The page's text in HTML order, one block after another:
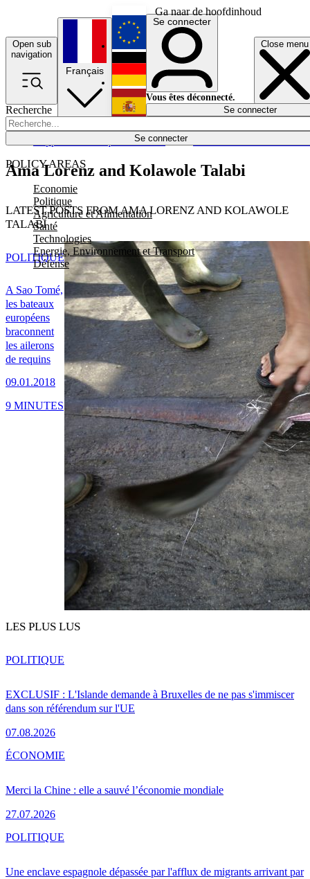
Ga naar de hoofdinhoud
Open sub
navigation
Close menu
Recherche
Se connecter
POLICY AREAS
Economie
Politique
Agriculture et Alimentation
Santé
Technologies
Energie, Environnement et Transport
Défense
Économie
Français
English
Deutsch
Español
Se connecter
Vous êtes déconnecté.
Se connecter
Ama Lorenz and Kolawole Talabi
LATEST POSTS FROM AMA LORENZ AND KOLAWOLE
TALABI
A Sao Tomé,
les bateaux
européens
braconnent
les ailerons
de requins
09.01.2018
POLITIQUE
9 MINUTES
LES PLUS LUS
EXCLUSIF : L'Islande demande à Bruxelles de ne pas s'immiscer
dans son référendum sur l'UE
07.08.2026
POLITIQUE
Merci la Chine : elle a sauvé l’économie mondiale
27.07.2026
ÉCONOMIE
Une enclave espagnole dépassée par l'afflux de migrants arrivant par
POLITIQUE